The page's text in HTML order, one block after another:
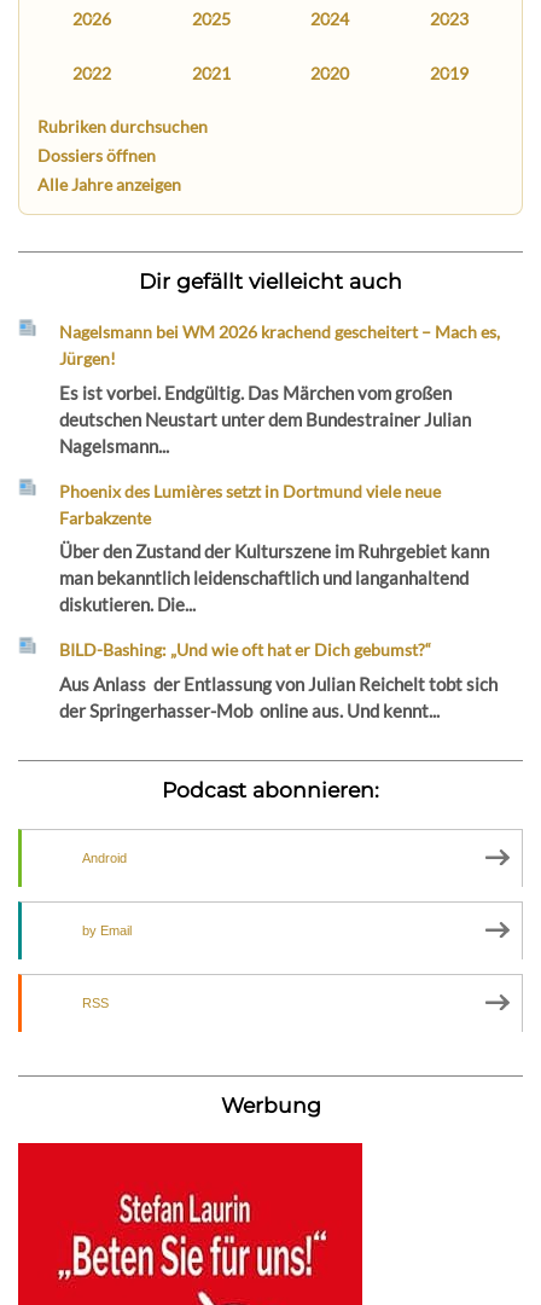
2026 2025 2024 2023
2022 2021 2020 2019
Rubriken durchsuchen
Dossiers öffnen
Alle Jahre anzeigen
Dir gefällt vielleicht auch
Nagelsmann bei WM 2026 krachend gescheitert – Mach es,
Jürgen!
Es ist vorbei. Endgültig. Das Märchen vom großen
deutschen Neustart unter dem Bundestrainer Julian
Nagelsmann...
Phoenix des Lumières setzt in Dortmund viele neue
Farbakzente
Über den Zustand der Kulturszene im Ruhrgebiet kann
man bekanntlich leidenschaftlich und langanhaltend
diskutieren. Die...
BILD-Bashing: „Und wie oft hat er Dich gebumst?“
Aus Anlass der Entlassung von Julian Reichelt tobt sich
der Springerhasser-Mob online aus. Und kennt...
Podcast abonnieren:
Android
by Email
RSS
Werbung